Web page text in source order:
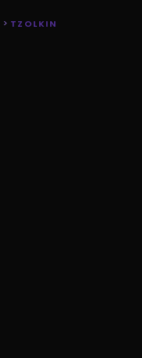
> TZOLKIN